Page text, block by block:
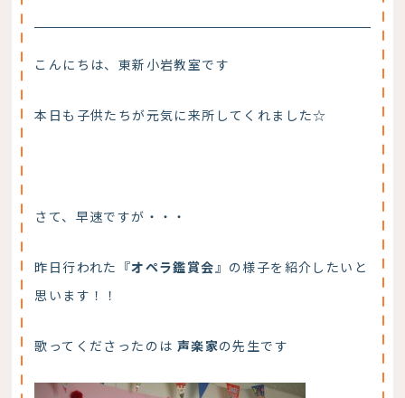
こんにちは、東新小岩教室です
本日も子供たちが元気に来所してくれました☆
さて、早速ですが・・・
昨日行われた『オペラ鑑賞会 』の様子を紹介したいと
思います！！
歌ってくださったのは 声楽家の先生です